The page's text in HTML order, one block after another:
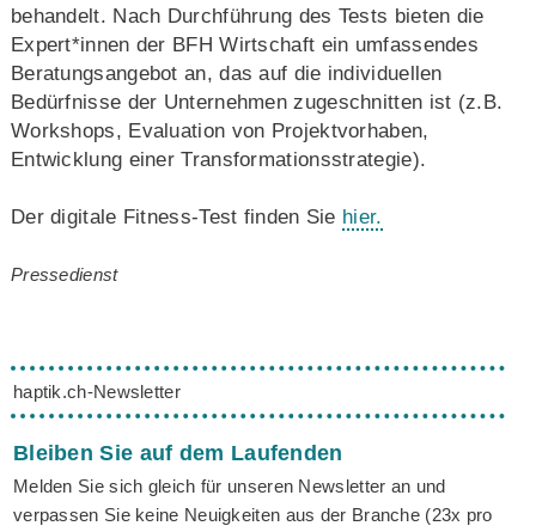
behandelt. Nach Durchführung des Tests bieten die
Expert*innen der BFH Wirtschaft ein umfassendes
Beratungsangebot an, das auf die individuellen
Bedürfnisse der Unternehmen zugeschnitten ist (z.B.
Workshops, Evaluation von Projektvorhaben,
Entwicklung einer Transformationsstrategie).
Der digitale Fitness-Test finden Sie hier.
Pressedienst
haptik.ch-Newsletter
Bleiben Sie auf dem Laufenden
Melden Sie sich gleich für unseren Newsletter an und
verpassen Sie keine Neuigkeiten aus der Branche (23x pro